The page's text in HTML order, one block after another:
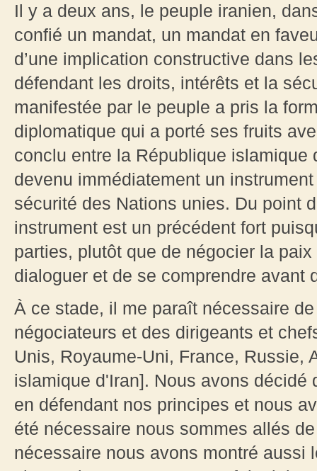
Il y a deux ans, le peuple iranien,
confié un mandat, un mandat en
d’une implication constructive dans
défendant les droits, intérêts et la
manifestée par le peuple a pris la
diplomatique qui a porté ses fruits
conclu entre la République islamique
devenu immédiatement un
sécurité des Nations unies. Du point
instrument est un précédent fort
parties, plutôt que de négocier la
dialoguer et de se comprendre avant
À ce stade, il me paraît nécessaire
négociateurs et des dirigeants et
Unis, Royaume-Uni, France, Russie,
islamique d'Iran]. Nous avons
en défendant nos principes et nous
été nécessaire nous sommes allés
nécessaire nous avons montré aussi